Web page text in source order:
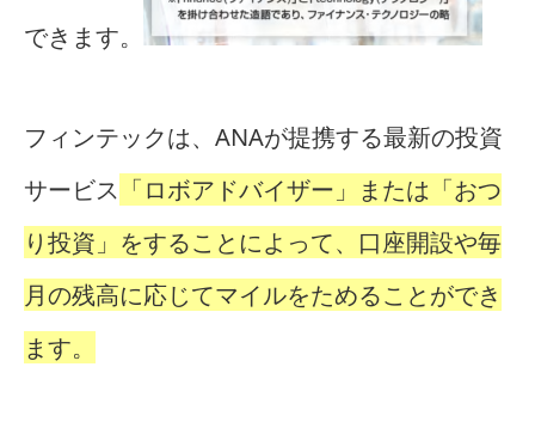
できます。
フィンテックは、ANAが提携する最新の投資
サービス 「ロボアドバイザー」または「おつ
り投資」をすることによって、口座開設や毎
月の残高に応じてマイルをためることができ
ます。